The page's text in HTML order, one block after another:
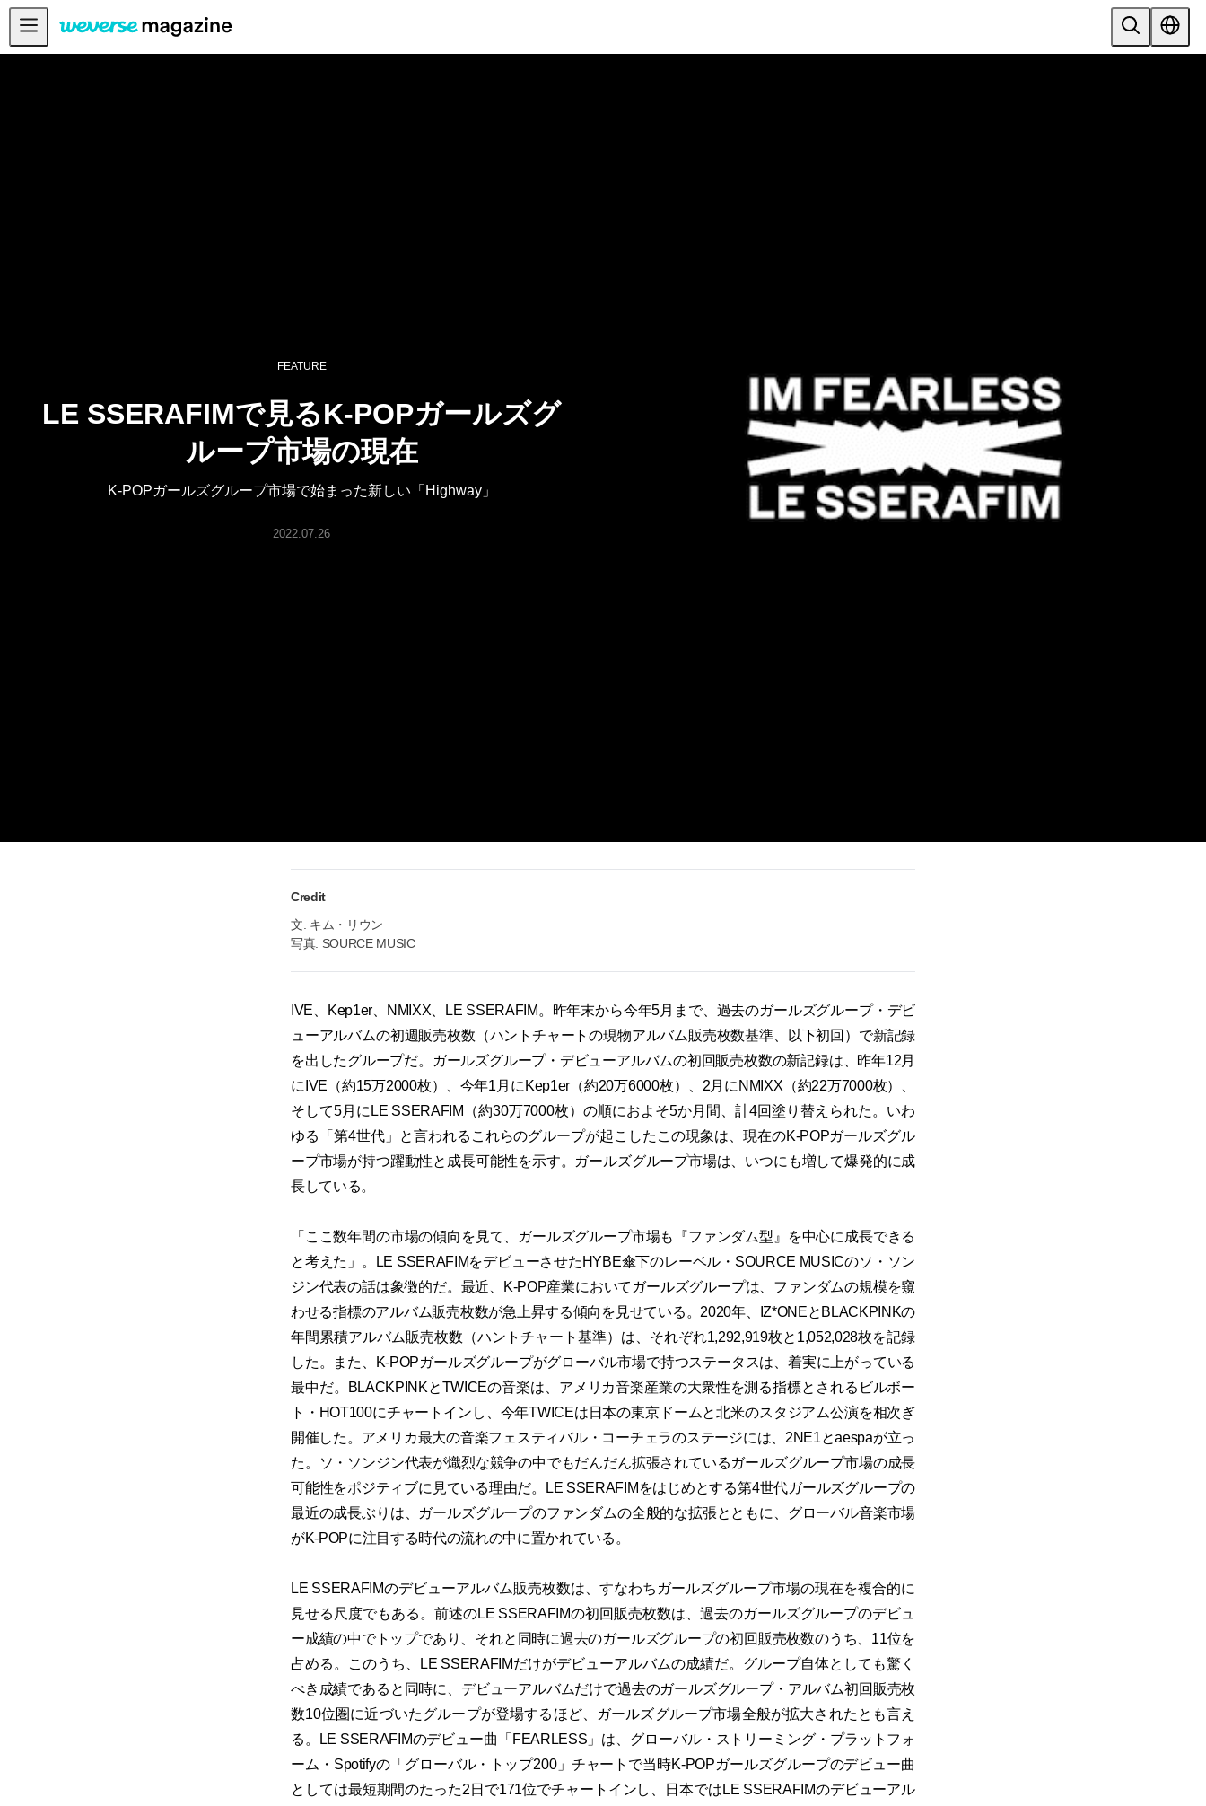
お知らせ
ARTICLES
FEATURE
LE SSERAFIMで見るK-POPガールズグ
ループ市場の現在
K-POPガールズグループ市場で始まった新しい「Highway」
2022.07.26
Credit
文. キム・リウン
写真. SOURCE MUSIC
IVE、Kep1er、NMIXX、LE SSERAFIM。昨年末から今年5月まで、過去のガールズグループ・デビ
ューアルバムの初週販売枚数（ハントチャートの現物アルバム販売枚数基準、以下初回）で新記録
を出したグループだ。ガールズグループ・デビューアルバムの初回販売枚数の新記録は、昨年12月
にIVE（約15万2000枚）、今年1月にKep1er（約20万6000枚）、2月にNMIXX（約22万7000枚）、
そして5月にLE SSERAFIM（約30万7000枚）の順におよそ5か月間、計4回塗り替えられた。いわ
ゆる「第4世代」と言われるこれらのグループが起こしたこの現象は、現在のK-POPガールズグル
ープ市場が持つ躍動性と成長可能性を示す。ガールズグループ市場は、いつにも増して爆発的に成
長している。
「ここ数年間の市場の傾向を見て、ガールズグループ市場も『ファンダム型』を中心に成長できる
と考えた」。LE SSERAFIMをデビューさせたHYBE傘下のレーベル・SOURCE MUSICのソ・ソン
ジン代表の話は象徴的だ。最近、K-POP産業においてガールズグループは、ファンダムの規模を窺
わせる指標のアルバム販売枚数が急上昇する傾向を見せている。2020年、IZ*ONEとBLACKPINKの
年間累積アルバム販売枚数（ハントチャート基準）は、それぞれ1,292,919枚と1,052,028枚を記録
した。また、K-POPガールズグループがグローバル市場で持つステータスは、着実に上がっている
最中だ。BLACKPINKとTWICEの音楽は、アメリカ音楽産業の大衆性を測る指標とされるビルボー
ト・HOT100にチャートインし、今年TWICEは日本の東京ドームと北米のスタジアム公演を相次ぎ
開催した。アメリカ最大の音楽フェスティバル・コーチェラのステージには、2NE1とaespaが立っ
た。ソ・ソンジン代表が熾烈な競争の中でもだんだん拡張されているガールズグループ市場の成長
可能性をポジティブに見ている理由だ。LE SSERAFIMをはじめとする第4世代ガールズグループの
最近の成長ぶりは、ガールズグループのファンダムの全般的な拡張とともに、グローバル音楽市場
がK-POPに注目する時代の流れの中に置かれている。
LE SSERAFIMのデビューアルバム販売枚数は、すなわちガールズグループ市場の現在を複合的に
見せる尺度でもある。前述のLE SSERAFIMの初回販売枚数は、過去のガールズグループのデビュ
ー成績の中でトップであり、それと同時に過去のガールズグループの初回販売枚数のうち、11位を
占める。このうち、LE SSERAFIMだけがデビューアルバムの成績だ。グループ自体としても驚く
べき成績であると同時に、デビューアルバムだけで過去のガールズグループ・アルバム初回販売枚
数10位圏に近づいたグループが登場するほど、ガールズグループ市場全般が拡大されたとも言え
る。LE SSERAFIMのデビュー曲「FEARLESS」は、グローバル・ストリーミング・プラットフォ
ーム・Spotifyの「グローバル・トップ200」チャートで当時K-POPガールズグループのデビュー曲
としては最短期間のたった2日で171位でチャートインし、日本ではLE SSERAFIMのデビューアル